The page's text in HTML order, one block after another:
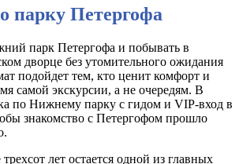
парку Петергофа
парк Петергофа и побывать в
дворце без утомительного ожидания
подойдет тем, кто ценит комфорт и
самой экскурсии, а не очередям. В
по Нижнему парку с гидом и VIP-вход в
знакомство с Петергофом прошло
лет остается одной из главных